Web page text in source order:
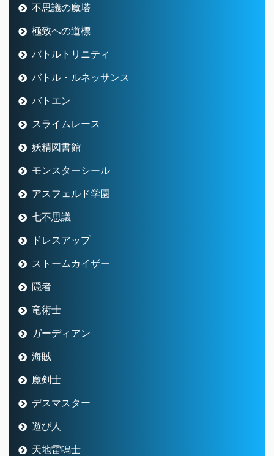
不思議の魔塔
極致への道標
バトルトリニティ
バトル・ルネッサンス
バトエン
スライムレース
妖精図書館
モンスターシール
アスフェルド学園
七不思議
ドレスアップ
ストームカイザー
隠者
竜術士
ガーディアン
海賊
魔剣士
デスマスター
遊び人
天地雷鳴士